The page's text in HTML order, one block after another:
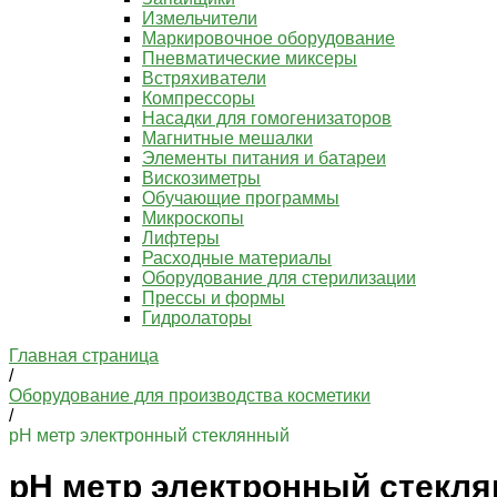
Измельчители
Маркировочное оборудование
Пневматические миксеры
Встряхиватели
Компрессоры
Насадки для гомогенизаторов
Магнитные мешалки
Элементы питания и батареи
Вискозиметры
Обучающие программы
Микроскопы
Лифтеры
Расходные материалы
Оборудование для стерилизации
Прессы и формы
Гидролаторы
Главная страница
/
Оборудование для производства косметики
/
pH метр электронный стеклянный
pH метр электронный